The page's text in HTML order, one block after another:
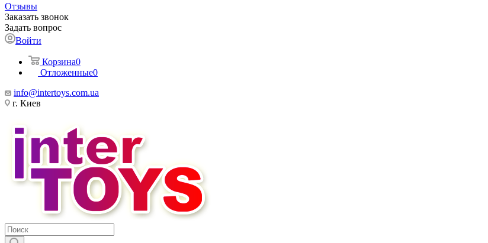
Отзывы
Заказать звонок
Задать вопрос
Войти
Корзина0
Отложенные0
info@intertoys.com.ua
г. Киев